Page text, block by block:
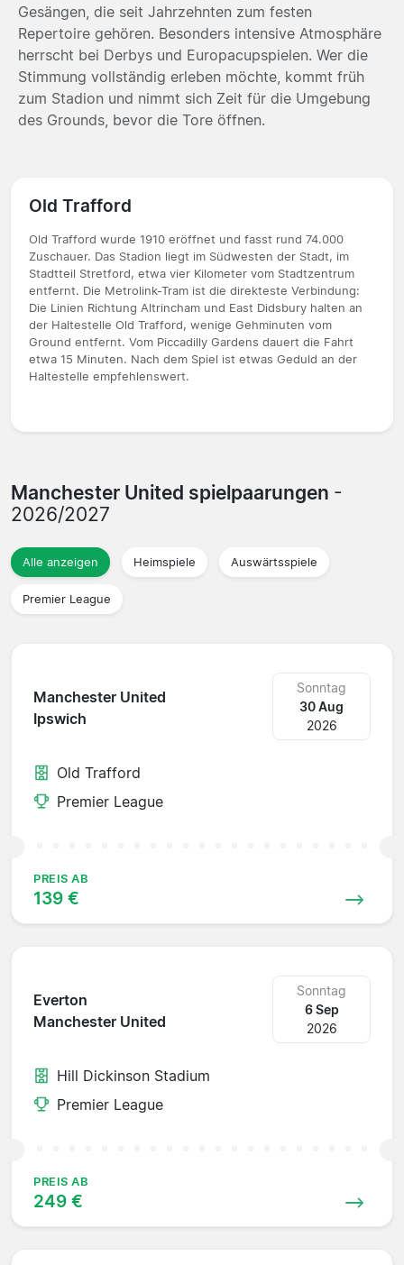
Gesängen, die seit Jahrzehnten zum festen
Repertoire gehören. Besonders intensive Atmosphäre
herrscht bei Derbys und Europacupspielen. Wer die
Stimmung vollständig erleben möchte, kommt früh
zum Stadion und nimmt sich Zeit für die Umgebung
des Grounds, bevor die Tore öffnen.
Old Trafford
Old Trafford wurde 1910 eröffnet und fasst rund 74.000
Zuschauer. Das Stadion liegt im Südwesten der Stadt, im
Stadtteil Stretford, etwa vier Kilometer vom Stadtzentrum
entfernt. Die Metrolink-Tram ist die direkteste Verbindung:
Die Linien Richtung Altrincham und East Didsbury halten an
der Haltestelle Old Trafford, wenige Gehminuten vom
Ground entfernt. Vom Piccadilly Gardens dauert die Fahrt
etwa 15 Minuten. Nach dem Spiel ist etwas Geduld an der
Haltestelle empfehlenswert.
Manchester United spielpaarungen -
2026/2027
Alle anzeigen Heimspiele Auswärtsspiele
Premier League
Manchester United
Ipswich
Sonntag
30 Aug
2026
Old Trafford
Premier League
PREIS AB
139 €
Everton
Manchester United
Sonntag
6 Sep
2026
Hill Dickinson Stadium
Premier League
PREIS AB
249 €